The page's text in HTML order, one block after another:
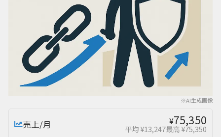
※AI生成画像
売上/月 ¥75,350
平均 ¥13,247最高 ¥75,350